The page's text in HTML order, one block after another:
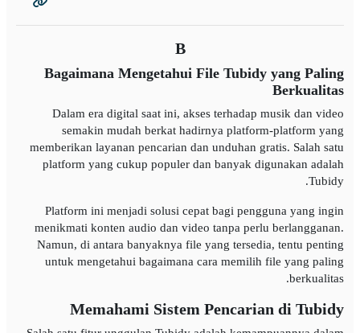
B
Bagaimana Mengetahui File Tubidy yang Paling
Berkualitas
Dalam era digital saat ini, akses terhadap musik dan video
semakin mudah berkat hadirnya platform-platform yang
memberikan layanan pencarian dan unduhan gratis. Salah satu
platform yang cukup populer dan banyak digunakan adalah
Tubidy.
Platform ini menjadi solusi cepat bagi pengguna yang ingin
menikmati konten audio dan video tanpa perlu berlangganan.
Namun, di antara banyaknya file yang tersedia, tentu penting
untuk mengetahui bagaimana cara memilih file yang paling
berkualitas.
Memahami Sistem Pencarian di Tubidy